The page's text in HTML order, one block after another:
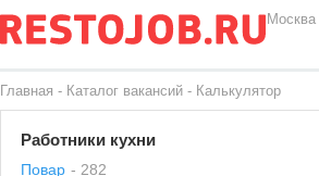
Москва
Главная - Каталог вакансий - Калькулятор
Работники кухни
Повар - 282